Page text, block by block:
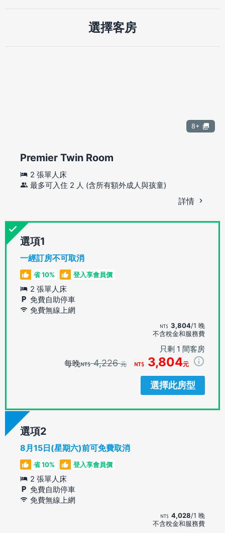
選擇客房
8+
Premier Twin Room
2 張單人床
最多可入住 2 人 (含所有額外成人與孩童)
詳情
選項
一經訂房不可取消
省 10% 登入享會員價
2 張單人床
免費自助停車
免費無線上網
3,804/1 晚
不含稅金和服務費
只剩 1 間客房
每晚 4,226元 3,804元
選擇此房型
選項
8月15日(星期六)前可免費取消
省 10% 登入享會員價
2 張單人床
免費自助停車
免費無線上網
4,028/1 晚
不含稅金和服務費